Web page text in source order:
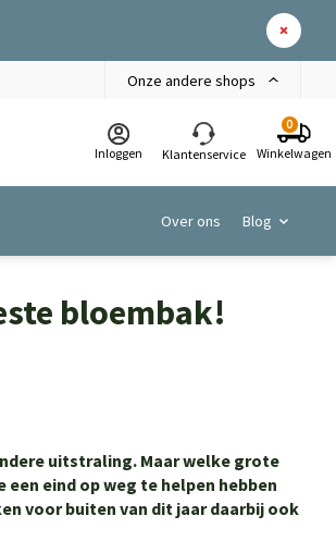
Onze andere shops
Inloggen Klantenservice
0
Winkelwagen
Over ons Blog
bloembak!
uitstraling. Maar welke grote
eind op weg te helpen hebben
voor buiten van dit jaar daarbij ook